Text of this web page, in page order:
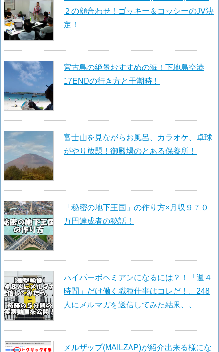
２の顔合わせ！ゴッキー＆コッシーのJV決
定！
宮古島の絶景おすすめの海！下地島空港
17ENDの行き方と干潮時！
富士山を見ながらお風呂、カラオケ、卓球
がやり放題！御殿場のとある保養所！
「秘密の地下王国」の作り方×月収９７０
万円達成者の秘話！
ハイパーボヘミアンになるには？！「週４
時間」だけ働く職種仕事はコレだ！。248
人にメルマガを送信してみた結果、、
メルザップ(MAILZAP)が紹介出来る様にな